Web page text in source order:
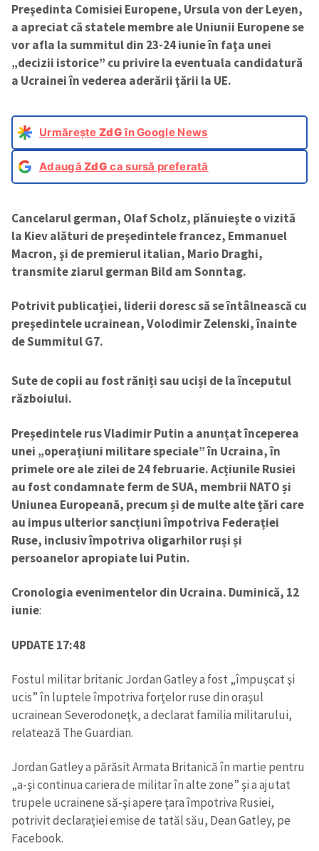
Preşedinta Comisiei Europene, Ursula von der Leyen,
a apreciat că statele membre ale Uniunii Europene se
vor afla la summitul din 23-24 iunie în faţa unei
„decizii istorice” cu privire la eventuala candidatură
a Ucrainei în vederea aderării ţării la UE.
Urmărește ZdGîn Google News
AdaugăZdG ca sursă preferată
Cancelarul german, Olaf Scholz, plănuieşte o vizită
la Kiev alături de preşedintele francez, Emmanuel
Macron, şi de premierul italian, Mario Draghi,
transmite ziarul german Bild am Sonntag.
Potrivit publicaţiei, liderii doresc să se întâlnească cu
preşedintele ucrainean, Volodimir Zelenski, înainte
de Summitul G7.
Sute de copii au fost răniți sau uciși de la începutul
războiului.
Președintele rus Vladimir Putin a anunțat începerea
unei „operațiuni militare speciale” în Ucraina, în
primele ore ale zilei de 24 februarie. Acțiunile Rusiei
au fost condamnate ferm de SUA, membrii NATO și
Uniunea Europeană, precum și de multe alte țări care
au impus ulterior sancțiuni împotriva Federației
Ruse, inclusiv împotriva oligarhilor ruși și
persoanelor apropiate lui Putin.
Cronologia evenimentelor din Ucraina. Duminică, 12
iunie:
UPDATE 17:48
Fostul militar britanic Jordan Gatley a fost „împuşcat şi
ucis” în luptele împotriva forţelor ruse din oraşul
ucrainean Severodoneţk, a declarat familia militarului,
relatează The Guardian.
Jordan Gatley a părăsit Armata Britanică în martie pentru
„a-şi continua cariera de militar în alte zone” şi a ajutat
trupele ucrainene să-şi apere ţara împotriva Rusiei,
potrivit declaraţiei emise de tatăl său, Dean Gatley, pe
Facebook.